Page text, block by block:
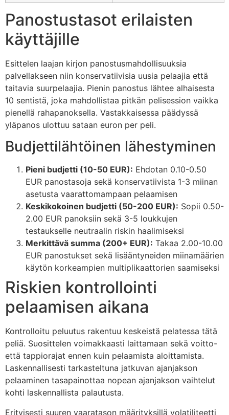
Panostustasot erilaisten
käyttäjille
Esittelen laajan kirjon panostusmahdollisuuksia
palvellakseen niin konservatiivisia uusia pelaajia että
taitavia suurpelaajia. Pienin panostus lähtee alhaisesta
10 sentistä, joka mahdollistaa pitkän pelisession vaikka
pienellä rahapanoksella. Vastakkaisessa päädyssä
yläpanos ulottuu sataan euron per peli.
Budjettilähtöinen lähestyminen
Pieni budjetti (10-50 EUR): Ehdotan 0.10-0.50
EUR panostasoja sekä konservatiivista 1-3 miinan
asetusta vaarattomampaan pelaamisen
Keskikokoinen budjetti (50-200 EUR): Sopii 0.50-
2.00 EUR panoksiin sekä 3-5 loukkujen
testaukselle neutraalin riskin haalimiseksi
Merkittävä summa (200+ EUR): Takaa 2.00-10.00
EUR panostukset sekä lisääntyneiden miinamäärien
käytön korkeampien multiplikaattorien saamiseksi
Riskien kontrollointi
pelaamisen aikana
Kontrolloitu peluutus rakentuu keskeistä pelatessa tätä
peliä. Suosittelen voimakkaasti laittamaan sekä voitto-
että tappiorajat ennen kuin pelaamista aloittamista.
Laskennallisesti tarkasteltuna jatkuvan ajanjakson
pelaaminen tasapainottaa nopean ajanjakson vaihtelut
kohti laskennallista palautusta.
Erityisesti suuren vaaratason määrityksillä volatiliteetti